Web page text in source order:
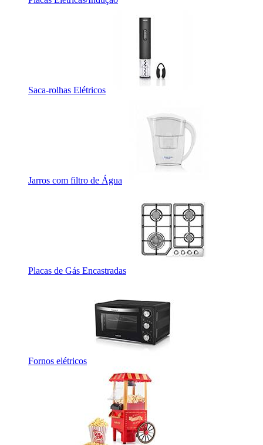
Saca-rolhas Elétricos
Jarros com filtro de Água
Placas de Gás Encastradas
Fornos elétricos